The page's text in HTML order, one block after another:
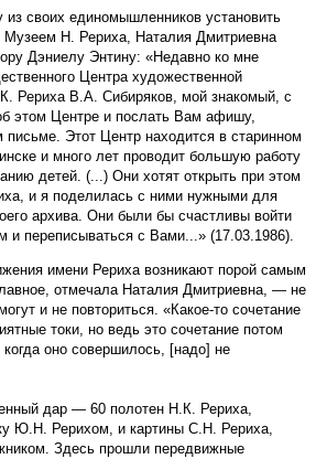
своих единомышленников установить
Музеем Н. Рериха, Наталия Дмитриевна
Дэниелу Энтину: «Недавно ко мне
Центра художественной
Рериха В.А. Сибиряков, мой знакомый, с
этом Центре и послать Вам афишу,
Этот Центр находится в старинном
и много лет проводит большую работу
детей. (...) Они хотят открыть при этом
и я поделилась с ними нужными для
архива. Они были бы счастливы войти
и переписываться с Вами...» (17.03.1986).
имени Рериха возникают порой самым
отмечала Наталия Дмитриевна, — не
и не повториться. «Какое-то сочетание
токи, но ведь это сочетание потом
оно совершилось, [надо] не
дар — 60 полотен Н.К. Рериха,
Ю.Н. Рерихом, и картины С.Н. Рериха,
Здесь прошли передвижные